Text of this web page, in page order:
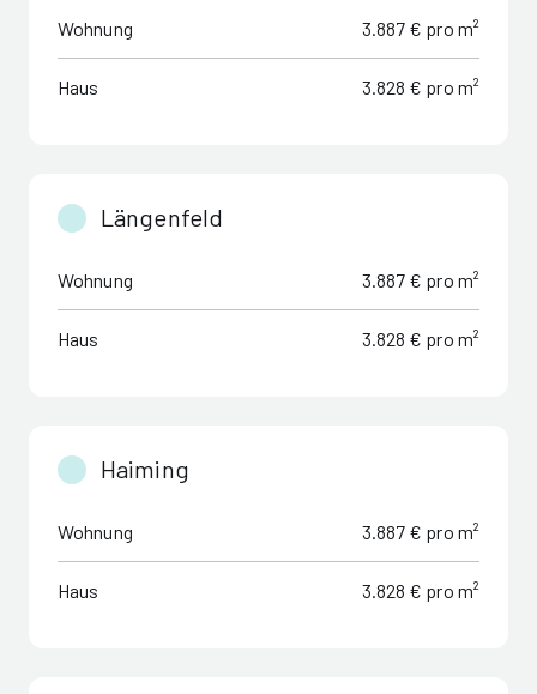
Wohnung 3.887 € pro m²
Haus 3.828 € pro m²
Längenfeld
Wohnung 3.887 € pro m²
Haus 3.828 € pro m²
Haiming
Wohnung 3.887 € pro m²
Haus 3.828 € pro m²